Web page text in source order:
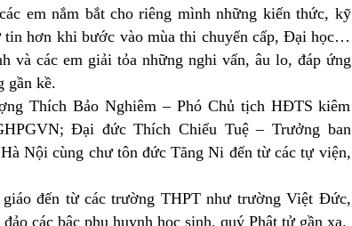
em nắm bắt cho riêng mình những kiến thức, kỹ
tin hơn khi bước vào mùa thi chuyển cấp, Đại học…
và các em giải tỏa những nghi vấn, âu lo, đáp ứng
gần kề.
Thích Bảo Nghiêm – Phó Chủ tịch HĐTS kiêm
Đại đức Thích Chiếu Tuệ – Trưởng ban
Nội cùng chư tôn đức Tăng Ni đến từ các tự viện,
đến từ các trường THPT như trường Việt Đức,
các bậc phụ huynh học sinh, quý Phật tử gần xa.